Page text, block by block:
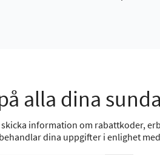
alla dina
information om rabattkoder,
dina uppgifter i enlighet